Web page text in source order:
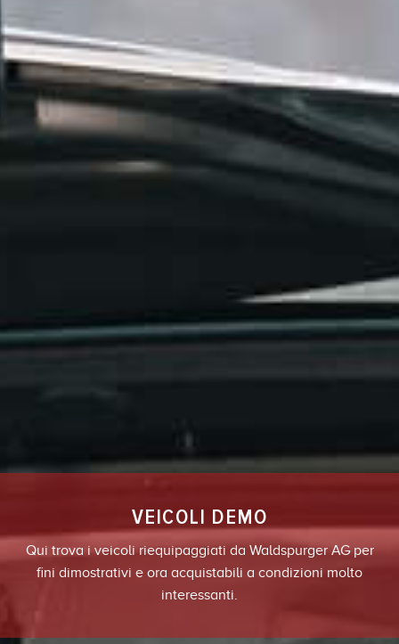
VEICOLI DEMO
Qui trova i veicoli riequipaggiati da Waldspurger AG per
fini dimostrativi e ora acquistabili a condizioni molto
interessanti.